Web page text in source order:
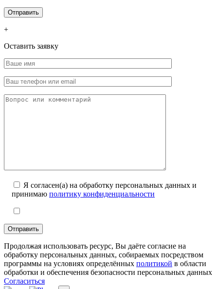
+
Оставить заявку
Я согласен(а) на обработку персональных данных и
принимаю политику конфиденциальности
Продолжая использовать ресурс, Вы даёте согласие на
обработку персональных данных, собираемых посредством
программы на условиях определённых политикой в области
обработки и обеспечения безопасности персональных данных
Согласиться